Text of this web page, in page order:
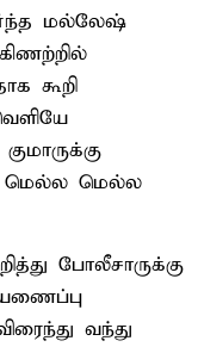
மல்லேஷ்
கூறி
மெல்ல மெல்ல
போலீசாருக்கு
வந்து